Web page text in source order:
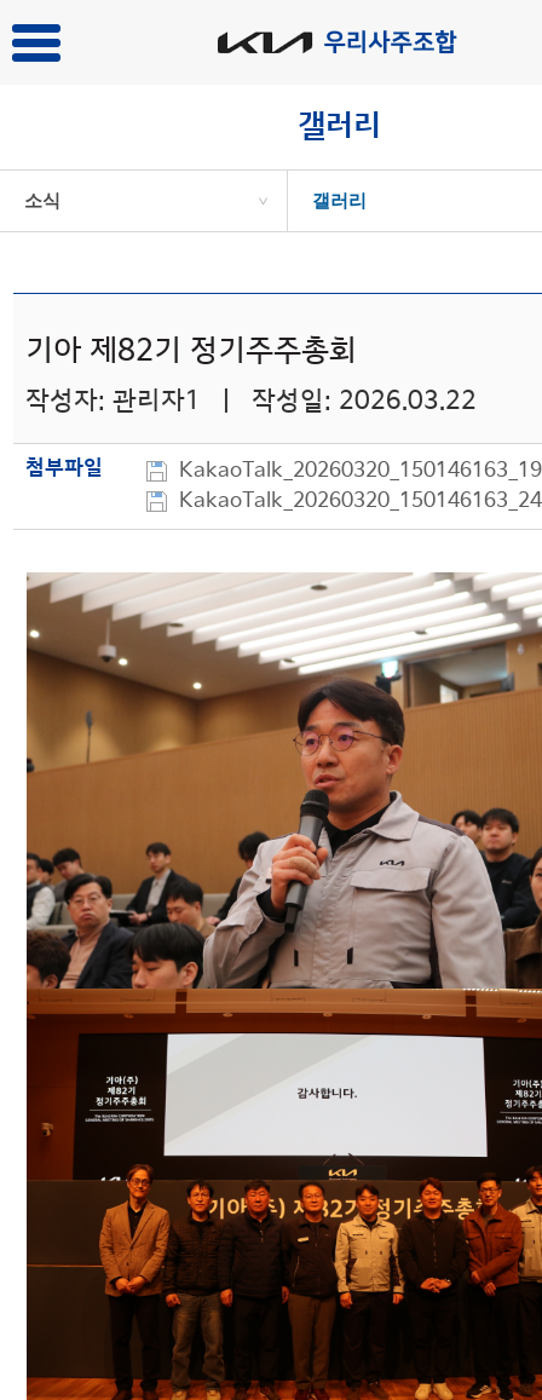
갤러리
소식 > 갤러리
기아 제82기 정기주주총회
작성자: 관리자1 | 작성일: 2026.03.22
첨부파일